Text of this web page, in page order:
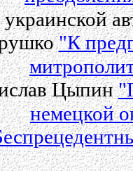
"К
Цыпин
немецкой